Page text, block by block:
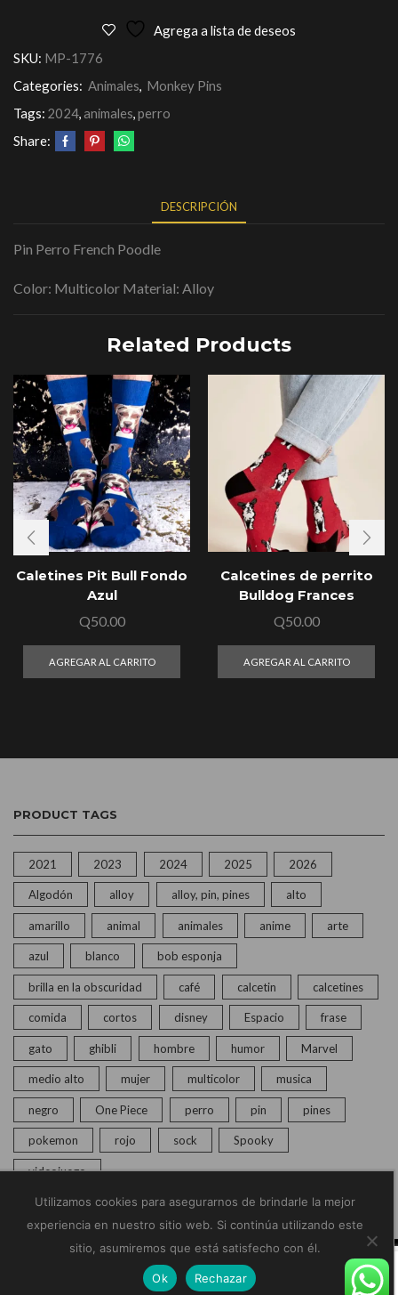
Agrega a lista de deseos
SKU: MP-1776
Categories: Animales, Monkey Pins
Tags: 2024,animales,perro
Share:
DESCRIPCIÓN
Pin Perro French Poodle
Color: Multicolor Material: Alloy
Related Products
Caletines Pit Bull Fondo
Azul
Q50.00
AGREGAR AL CARRITO
Calcetines de perrito
Bulldog Frances
Q50.00
AGREGAR AL CARRITO
PRODUCT TAGS
2021 2023 2024 2025 2026
Algodón alloy alloy, pin, pines alto
amarillo animal animales anime arte
azul blanco bob esponja
brilla en la obscuridad café calcetin calcetines
comida cortos disney Espacio frase
gato ghibli hombre humor Marvel
medio alto mujer multicolor musica
negro One Piece perro pin pines
pokemon rojo sock Spooky
videojuego
© Copyright 2020 – 2025 | Monkey Socks | Todos los
derechos reservados |Políticas de Privacidad
Utilizamos cookies para asegurarnos de brindarle la mejor
experiencia en nuestro sitio web. Si continúa utilizando este
sitio, asumiremos que está satisfecho con él.
Ok Rechazar